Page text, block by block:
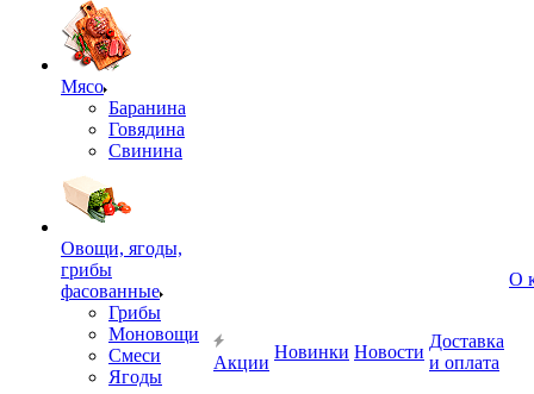
Мясо
Баранина
Говядина
Свинина
Овощи, ягоды,
грибы
фасованные
Грибы
Моновощи
Смеси
Ягоды
Акции
Новинки Новости
Доставка
и оплата
О